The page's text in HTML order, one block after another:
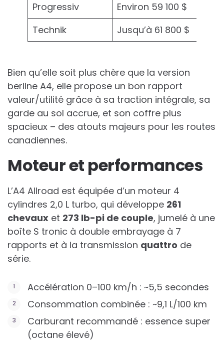
Progressiv
Environ 59 100 $
Technik
Jusqu’à 61 800 $
Bien qu’elle soit plus chère que la version
berline A4, elle propose un bon rapport
valeur/utilité grâce à sa traction intégrale, sa
garde au sol accrue, et son coffre plus
spacieux – des atouts majeurs pour les routes
canadiennes.
Moteur et performances
L’A4 Allroad est équipée d’un moteur 4
cylindres 2,0 L turbo, qui développe 261
chevaux et 273 lb-pi de couple, jumelé à une
boîte S tronic à double embrayage à 7
rapports et à la transmission quattro de
série.
Accélération 0–100 km/h : ~5,5 secondes
Consommation combinée : ~9,1 L/100 km
Carburant recommandé : essence super
(octane élevé)